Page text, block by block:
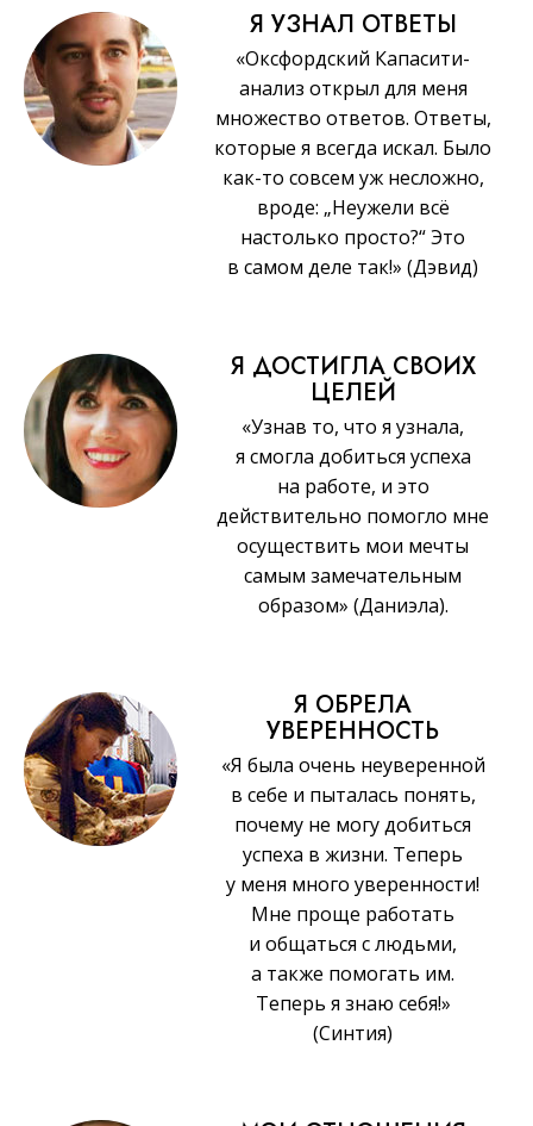
Я УЗНАЛ ОТВЕТЫ
«Оксфордский Капасити-
анализ открыл для меня
множество ответов. Ответы,
которые я всегда искал. Было
как-то совсем уж несложно,
вроде: „Неужели всё
настолько просто?“ Это
в самом деле так!» (Дэвид)
Я ДОСТИГЛА СВОИХ
ЦЕЛЕЙ
«Узнав то, что я узнала,
я смогла добиться успеха
на работе, и это
действительно помогло мне
осуществить мои мечты
самым замечательным
образом» (Даниэла).
Я ОБРЕЛА
УВЕРЕННОСТЬ
«Я была очень неуверенной
в себе и пыталась понять,
почему не могу добиться
успеха в жизни. Теперь
у меня много уверенности!
Мне проще работать
и общаться с людьми,
а также помогать им.
Теперь я знаю себя!»
(Синтия)